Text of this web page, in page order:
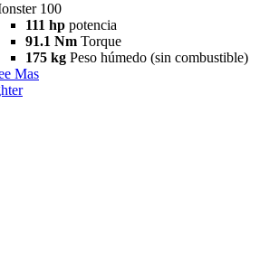
100
111 hp potencia
91.1 Nm Torque
175 kg Peso húmedo (sin combustible)
Mas